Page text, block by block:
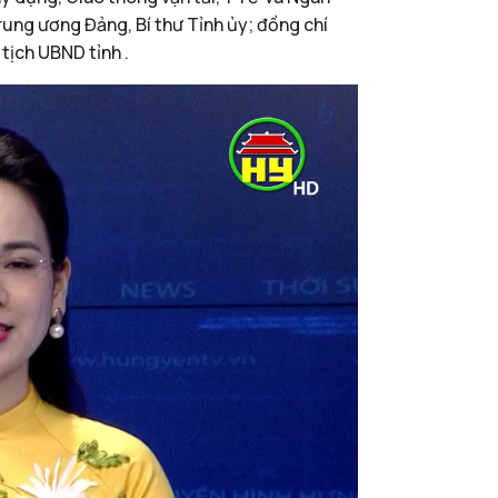
ương Đảng, Bí thư Tỉnh ủy; đồng chí
UBND tỉnh .